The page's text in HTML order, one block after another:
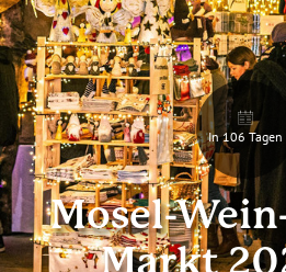
In 106 Tagen
Mosel-
Markt